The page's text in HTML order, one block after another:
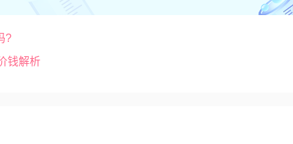
?
钱解析